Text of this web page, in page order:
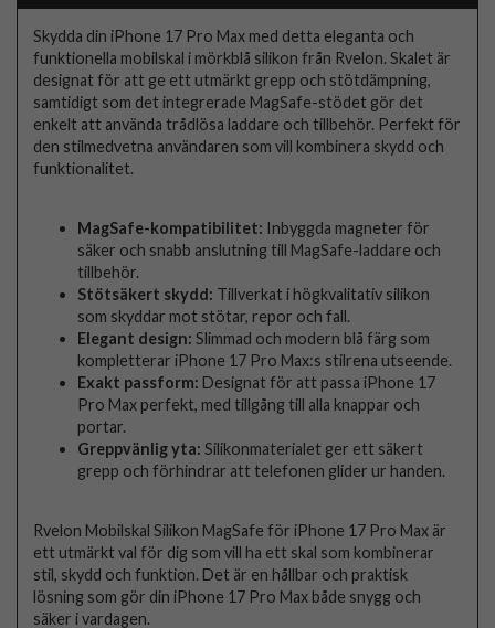
Skydda din iPhone 17 Pro Max med detta eleganta och
funktionella mobilskal i mörkblå silikon från Rvelon. Skalet är
designat för att ge ett utmärkt grepp och stötdämpning,
samtidigt som det integrerade MagSafe-stödet gör det
enkelt att använda trådlösa laddare och tillbehör. Perfekt för
den stilmedvetna användaren som vill kombinera skydd och
funktionalitet.
MagSafe-kompatibilitet: Inbyggda magneter för
säker och snabb anslutning till MagSafe-laddare och
tillbehör.
Stötsäkert skydd: Tillverkat i högkvalitativ silikon
som skyddar mot stötar, repor och fall.
Elegant design: Slimmad och modern blå färg som
kompletterar iPhone 17 Pro Max:s stilrena utseende.
Exakt passform: Designat för att passa iPhone 17
Pro Max perfekt, med tillgång till alla knappar och
portar.
Greppvänlig yta: Silikonmaterialet ger ett säkert
grepp och förhindrar att telefonen glider ur handen.
Rvelon Mobilskal Silikon MagSafe för iPhone 17 Pro Max är
ett utmärkt val för dig som vill ha ett skal som kombinerar
stil, skydd och funktion. Det är en hållbar och praktisk
lösning som gör din iPhone 17 Pro Max både snygg och
säker i vardagen.